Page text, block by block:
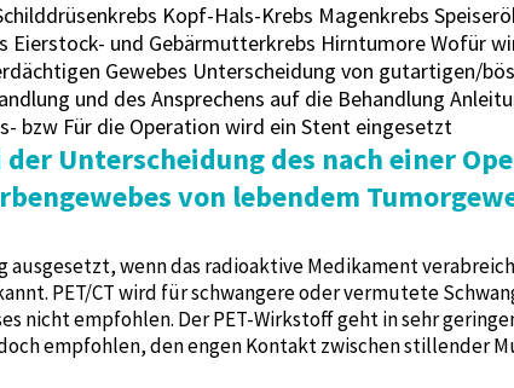
Kopf-Hals-Krebs Magenkrebs
und Gebärmutterkrebs Hirntumore Wofür
Gewebes Unterscheidung von gutartigen/
und des Ansprechens auf die Behandlung
bzw Für die Operation wird ein Stent eingesetzt
Unterscheidung des nach einer
von lebendem
ausgesetzt, wenn das radioaktive Medikament
PET/CT wird für schwangere oder vermutete
nicht empfohlen. Der PET-Wirkstoff geht in sehr
empfohlen, den engen Kontakt zwischen stillender